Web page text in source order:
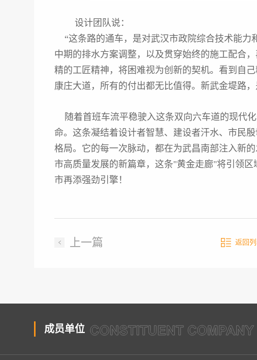
设计团队说：
“这条路的通车，是对武汉市政院综合技术能力
中期的排水方案调整，以及贯穿始终的施工配合
精的工匠精神，将困难视为创新的契机。看到自
康庄大道，所有的付出都无比值得。新武金堤路
随着首班车流平稳驶入这条双向六车道的现代
命。这条凝结着设计者智慧、建设者汗水、市民
格局。它的每一次脉动，都在为武昌南部注入新
市高质量发展的新篇章，这条"黄金走廊"将引领
市再添强劲引擎！
上一篇 返回
成员单位